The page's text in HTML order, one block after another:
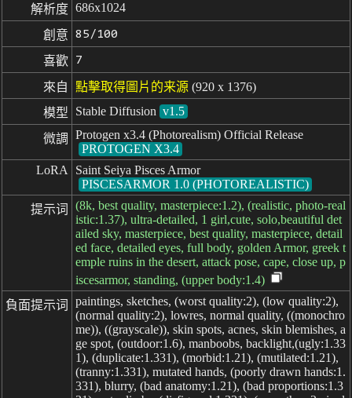
解析度 686x1024
創意 85/100
喜歡 7
來自 點擊取得圖片的来源 (920 x 1376)
模型
Stable Diffusion v1.5
微調
Protogen x3.4 (Photorealism) Official Release
PROTOGEN X3.4
LoRA
Saint Seiya Pisces Armor
PISCESARMOR 1.0 (PHOTOREALISTIC)
提示词
(8k, best quality, masterpiece:1.2), (realistic, photo-real
istic:1.37), ultra-detailed, 1 girl,cute, solo,beautiful det
ailed sky, masterpiece, best quality, masterpiece, detail
ed face, detailed eyes, full body, golden Armor, greek t
emple ruins in the desert, attack pose, cape, close up, p
iscesarmor, standing, (upper body:1.4)
負面提示词
paintings, sketches, (worst quality:2), (low quality:2),
(normal quality:2), lowres, normal quality, ((monochro
me)), ((grayscale)), skin spots, acnes, skin blemishes, a
ge spot, (outdoor:1.6), manboobs, backlight,(ugly:1.33
1), (duplicate:1.331), (morbid:1.21), (mutilated:1.21),
(tranny:1.331), mutated hands, (poorly drawn hands:1.
331), blurry, (bad anatomy:1.21), (bad proportions:1.3